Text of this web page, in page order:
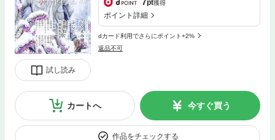
試し読み
7pt獲得
ポイント詳細
dカード利用でさらにポイント+2%
返品不可
カートへ 今すぐ買う
作品をチェックする